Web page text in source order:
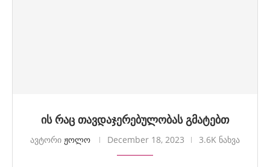
ის რაც თავდაჯერებულობას გმატებთ
ავტორი ჟოლო December 18, 2023 3.6K ნახვა